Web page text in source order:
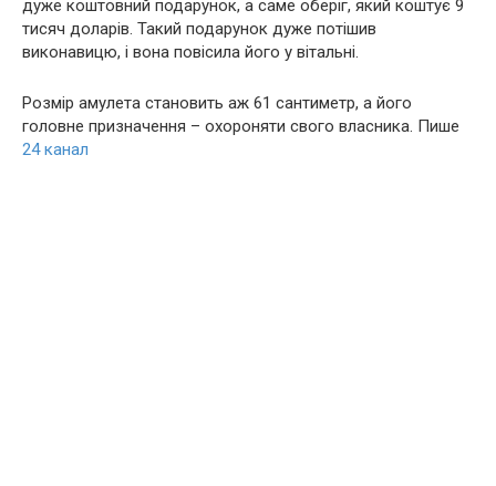
дуже коштовний подарунок, а саме оберіг, який коштує 9
тисяч доларів. Такий подарунок дуже потішив
виконавицю, і вона повiсила його у вітальні.
Розмір амулета становить аж 61 сантиметр, а його
головне призначення – охороняти свого власника. Пише
24 канал